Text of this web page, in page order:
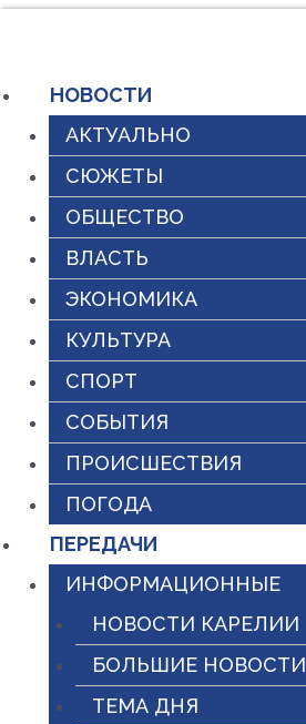
содержимому
НОВОСТИ
АКТУАЛЬНО
СЮЖЕТЫ
ОБЩЕСТВО
ВЛАСТЬ
ЭКОНОМИКА
КУЛЬТУРА
СПОРТ
СОБЫТИЯ
ПРОИСШЕСТВИЯ
ПОГОДА
ПЕРЕДАЧИ
ИНФОРМАЦИОННЫЕ
НОВОСТИ КАРЕЛИИ
БОЛЬШИЕ НОВОСТИ
ТЕМА ДНЯ